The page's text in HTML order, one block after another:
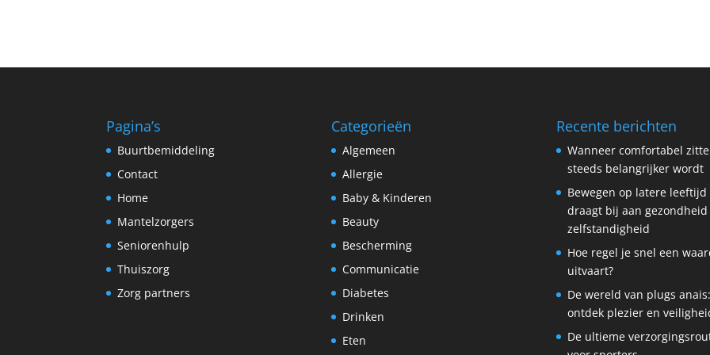
Pagina’s
Buurtbemiddeling
Contact
Home
Mantelzorgers
Seniorenhulp
Thuiszorg
Zorg partners
Categorieën
Algemeen
Allergie
Baby & Kinderen
Beauty
Bescherming
Communicatie
Diabetes
Drinken
Eten
Recente berichten
Wanneer comfortabel
steeds belangrijker wordt
Bewegen op latere leeftijd
draagt bij aan gezondheid
zelfstandigheid
Hoe regel je snel een
uitvaart?
De wereld van plugs anais:
ontdek plezier en
De ultieme